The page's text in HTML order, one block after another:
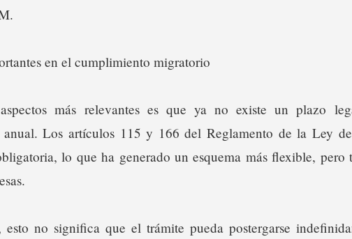
en el cumplimiento migratorio
más relevantes es que ya no existe un plazo
anual. Los artículos 115 y 166 del Reglamento de la Ley
lo que ha generado un esquema más flexible, pero
esto no significa que el trámite pueda postergarse